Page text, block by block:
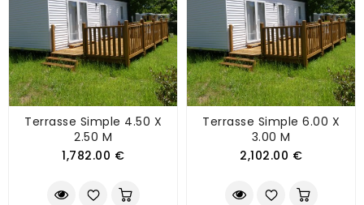
Terrasse Simple 4.50 X
2.50 M
1,782.00 €
Terrasse Simple 6.00 X
3.00 M
2,102.00 €